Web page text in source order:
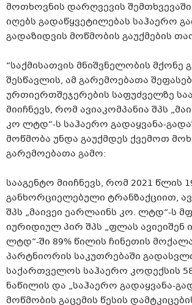
მოთხოვნის დარღვევის
იღებს გადაწყვეტილებას საჰაერო
გადაზიდვის მოწმობის გაუქმების
“საქმისათვის მნიშვნელობის მქონე
შესწავლის, ამ გარემოებათა
ურთიერთშეჯერების საფუძველზე
მიიჩნევს, რომ ავიაკომპანია შპს
კო ლტდ“-ს საჰაერო გადაყვანა-
მოწმობა უნდა გაუქმდეს ქვემოთ
გარემოებათა გამო:
სააგენტო მიიჩნევს, რომ 2021 წლის
განხორციელებული ტრანზაქციით,
შპს „მაივეი ეარლაინს კო. ლტდ“-ს
იურიდიულ პირ შპს „ფლას ავიეიშენ
ლტდ“-ში 89% წილის ჩინეთის
პარტნიორის საკუთრებაში
საქართველოს საჰაერო კოდექსის
ნაწილის და „საჰაერო გადაყვანა-
მოწმობის გაცემის წესის